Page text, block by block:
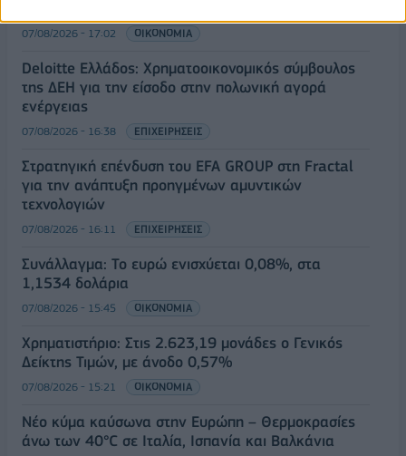
07/08/2026 - 17:02 ΟΙΚΟΝΟΜΙΑ
Deloitte Ελλάδος: Χρηματοοικονομικός σύμβουλος
της ΔΕΗ για την είσοδο στην πολωνική αγορά
ενέργειας
07/08/2026 - 16:38 ΕΠΙΧΕΙΡΗΣΕΙΣ
Στρατηγική επένδυση του EFA GROUP στη Fractal
για την ανάπτυξη προηγμένων αμυντικών
τεχνολογιών
07/08/2026 - 16:11 ΕΠΙΧΕΙΡΗΣΕΙΣ
Συνάλλαγμα: Το ευρώ ενισχύεται 0,08%, στα
1,1534 δολάρια
07/08/2026 - 15:45 ΟΙΚΟΝΟΜΙΑ
Χρηματιστήριο: Στις 2.623,19 μονάδες ο Γενικός
Δείκτης Τιμών, με άνοδο 0,57%
07/08/2026 - 15:21 ΟΙΚΟΝΟΜΙΑ
Νέο κύμα καύσωνα στην Ευρώπη – Θερμοκρασίες
άνω των 40°C σε Ιταλία, Ισπανία και Βαλκάνια